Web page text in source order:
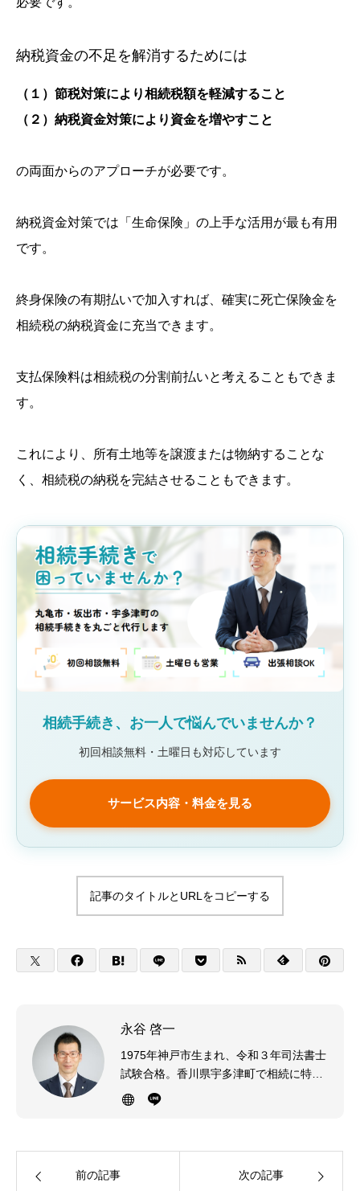
納税資金の不足を解消するためには
（１）節税対策により相続税額を軽減すること
（２）納税資金対策により資金を増やすこと
の両面からのアプローチが必要です。
納税資金対策では「生命保険」の上手な活用が最も有用
です。
終身保険の有期払いで加入すれば、確実に死亡保険金を
相続税の納税資金に充当できます。
支払保険料は相続税の分割前払いと考えることもできま
す。
これにより、所有土地等を譲渡または物納することな
く、相続税の納税を完結させることもできます。
相続手続き、お一人で悩んでいませんか？
初回相談無料・土曜日も対応しています
サービス内容・料金を見る
記事のタイトルとURLをコピーする
永谷 啓一
1975年神戸市生まれ、令和３年司法書士
試験合格。香川県宇多津町で相続に特化
した司法書士事務所を運営しています。
前の記事 次の記事